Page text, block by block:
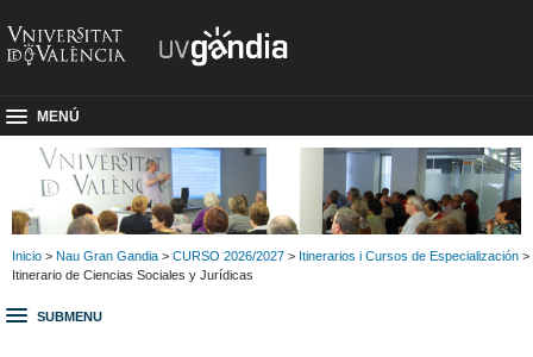
MENÚ
Inicio > Nau Gran Gandia > CURSO 2026/2027 > Itinerarios i Cursos de Especialización >
Itinerario de Ciencias Sociales y Jurídicas
SUBMENU